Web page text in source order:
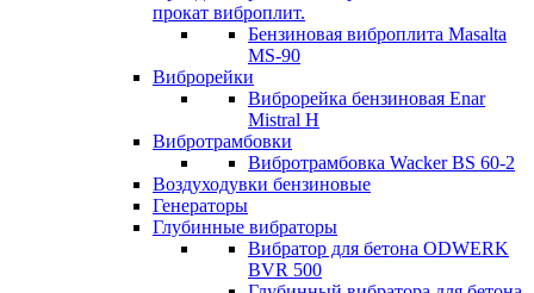
прокат виброплит.
Бензиновая виброплита Masalta
MS-90
Виброрейки
Виброрейка бензиновая Enar
Mistral H
Вибротрамбовки
Вибротрамбовка Wacker BS 60-2
Воздуходувки бензиновые
Генераторы
Глубинные вибраторы
Вибратор для бетона ODWERK
BVR 500